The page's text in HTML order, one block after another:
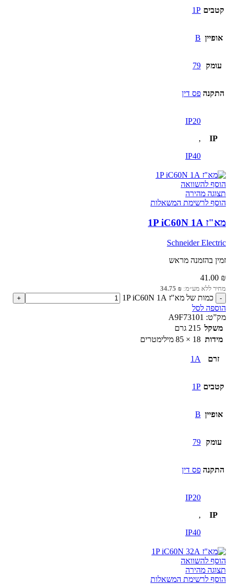
קטבים 1P
אופיין B
עומק 79
התקנה פס דין
IP
IP20
,
IP40
הוסף להשוואה
תצוגה מהירה
הוסף לרשימת המשאלות
מא"ז 1P iC60N 1A
Schneider Electric
זמין בהזמנה מראש
41.00 ₪
מחיר ללא מע״מ: 34.75 ₪
כמות של מא"ז 1P iC60N 1A
הוספה לסל
מק”ט: A9F73101
משקל 215 גרם
מידות 18 × 85 מילימטרים
זרם 1A
קטבים 1P
אופיין B
עומק 79
התקנה פס דין
IP
IP20
,
IP40
הוסף להשוואה
תצוגה מהירה
הוסף לרשימת המשאלות